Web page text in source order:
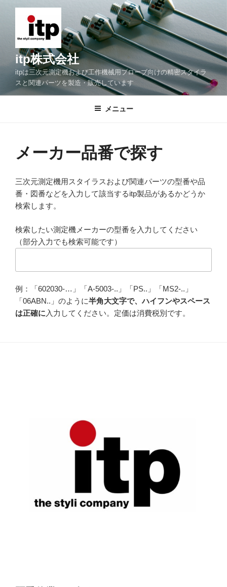
へ
itp株式会社
itpは三次元測定機および工作機械用プローブ向けの精密スタイラ
スと関連パーツを製造・販売しています
メニュー
メーカー品番で探す
三次元測定機用スタイラスおよび関連パーツの型番や品
番・図番などを入力して該当するitp製品があるかどうか
検索します。
検索したい測定機メーカーの型番を入力してください
（部分入力でも検索可能です）
例：「602030-…」「A-5003-..」「PS..」「MS2-..」
「06ABN..」のように半角大文字で、ハイフンやスペース
は正確に入力してください。定価は消費税別です。